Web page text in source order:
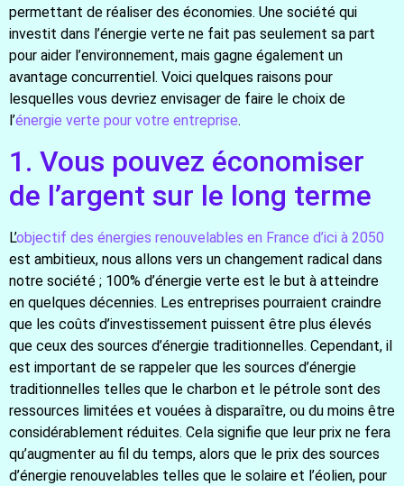
permettant de réaliser des économies. Une société qui
investit dans l’énergie verte ne fait pas seulement sa part
pour aider l’environnement, mais gagne également un
avantage concurrentiel. Voici quelques raisons pour
lesquelles vous devriez envisager de faire le choix de
l’énergie verte pour votre entreprise.
1. Vous pouvez économiser
de l’argent sur le long terme
L’objectif des énergies renouvelables en France d’ici à 2050
est ambitieux, nous allons vers un changement radical dans
notre société ; 100% d’énergie verte est le but à atteindre
en quelques décennies. Les entreprises pourraient craindre
que les coûts d’investissement puissent être plus élevés
que ceux des sources d’énergie traditionnelles. Cependant, il
est important de se rappeler que les sources d’énergie
traditionnelles telles que le charbon et le pétrole sont des
ressources limitées et vouées à disparaître, ou du moins être
considérablement réduites. Cela signifie que leur prix ne fera
qu’augmenter au fil du temps, alors que le prix des sources
d’énergie renouvelables telles que le solaire et l’éolien, pour